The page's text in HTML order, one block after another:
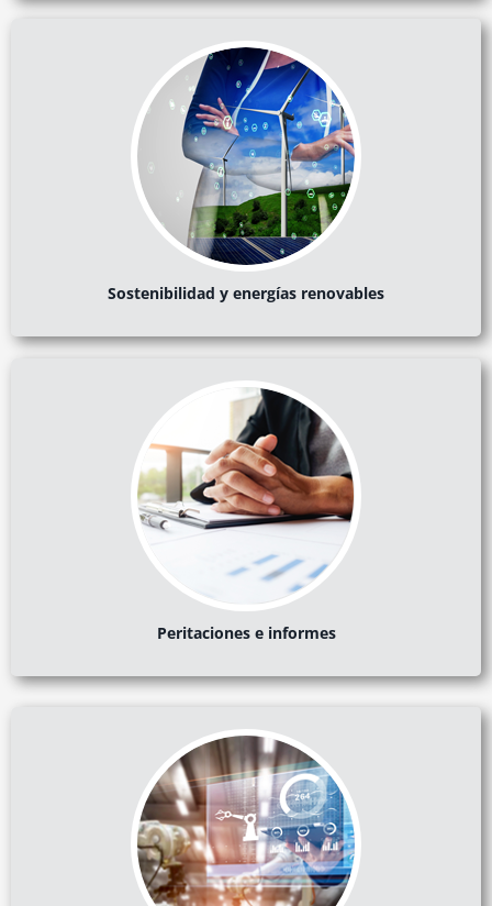
Sostenibilidad y energías renovables
Peritaciones e informes